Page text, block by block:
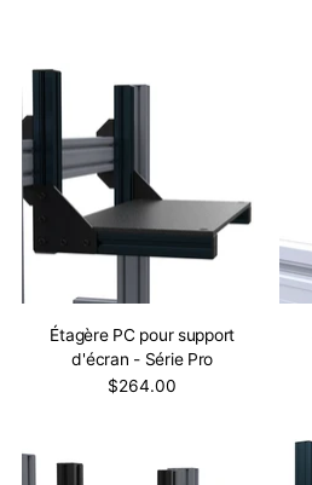
Étagère PC pour support
d'écran - Série Pro
$264.00